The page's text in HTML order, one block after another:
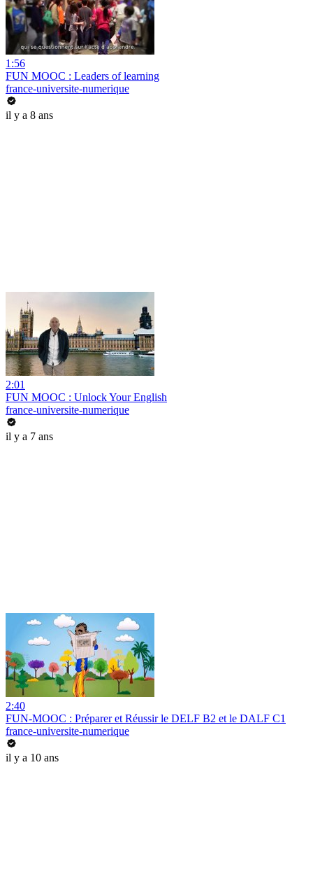
1:56
FUN MOOC : Leaders of learning
france-universite-numerique
il y a 8 ans
2:01
FUN MOOC : Unlock Your English
france-universite-numerique
il y a 7 ans
2:40
FUN-MOOC : Préparer et Réussir le DELF B2 et le DALF C1
france-universite-numerique
il y a 10 ans